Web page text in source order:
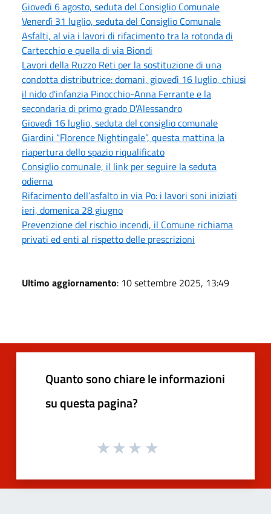
Giovedì 6 agosto, seduta del Consiglio Comunale
Venerdì 31 luglio, seduta del Consiglio Comunale
Asfalti, al via i lavori di rifacimento tra la rotonda di
Cartecchio e quella di via Biondi
Lavori della Ruzzo Reti per la sostituzione di una
condotta distributrice: domani, giovedì 16 luglio, chiusi
il nido d'infanzia Pinocchio-Anna Ferrante e la
secondaria di primo grado D'Alessandro
Giovedì 16 luglio, seduta del consiglio comunale
Giardini “Florence Nightingale”, questa mattina la
riapertura dello spazio riqualificato
Consiglio comunale, il link per seguire la seduta
odierna
Rifacimento dell’asfalto in via Po: i lavori soni iniziati
ieri, domenica 28 giugno
Prevenzione del rischio incendi, il Comune richiama
privati ed enti al rispetto delle prescrizioni
Ultimo aggiornamento: 10 settembre 2025, 13:49
Quanto sono chiare le informazioni
su questa pagina?